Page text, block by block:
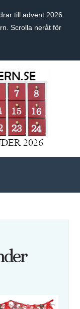
till advent 2026.
Scrolla neråt för